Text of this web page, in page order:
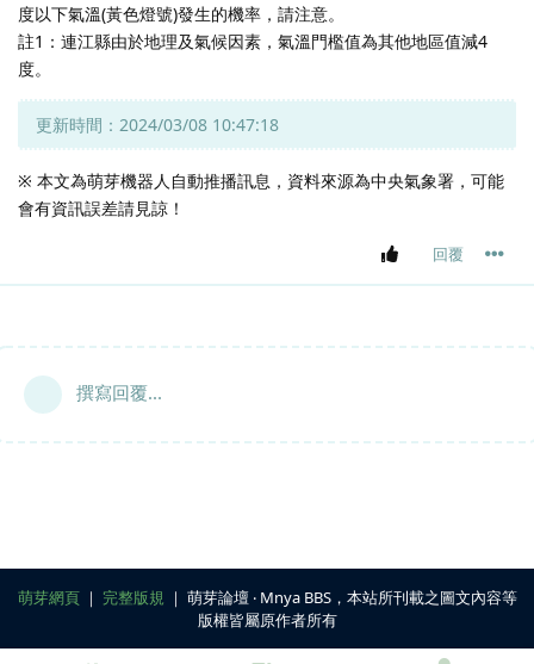
度以下氣溫(黃色燈號)發生的機率，請注意。
註1：連江縣由於地理及氣候因素，氣溫門檻值為其他地區值減4
度。
更新時間：2024/03/08 10:47:18
※ 本文為萌芽機器人自動推播訊息，資料來源為中央氣象署，可能
會有資訊誤差請見諒！
回覆
撰寫回覆...
萌芽網頁｜ 完整版規 ｜ 萌芽論壇 ‧ Mnya BBS，本站所刊載之圖文內容等
版權皆屬原作者所有